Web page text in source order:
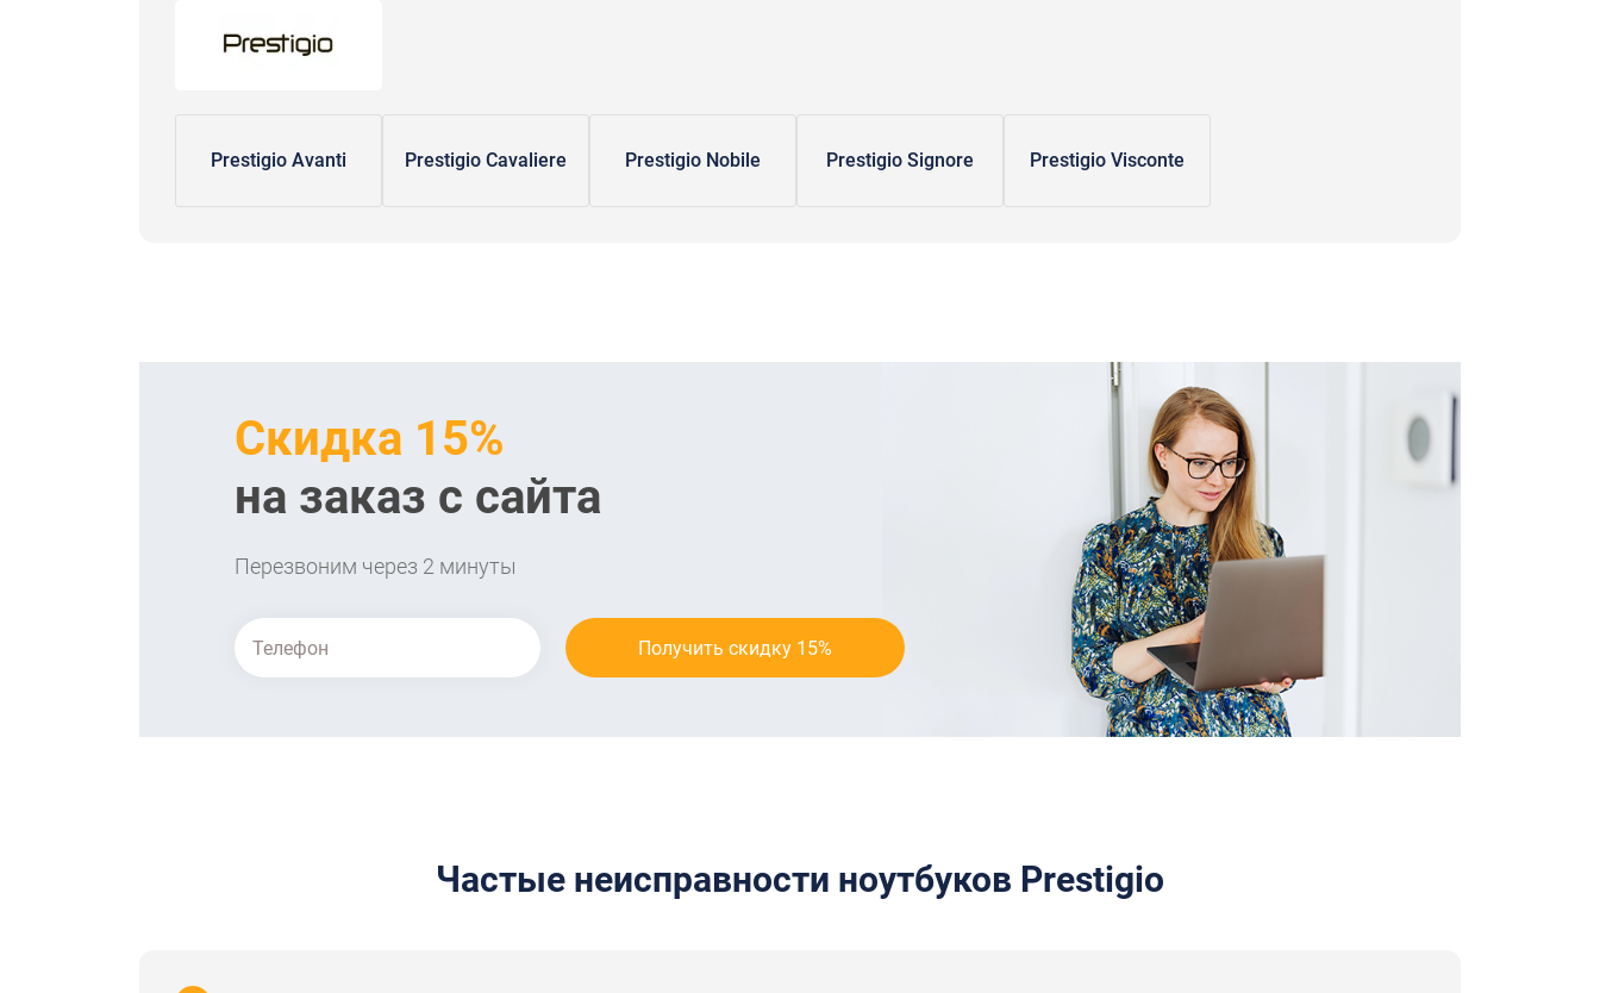
Prestigio Avanti Prestigio Cavaliere Prestigio Nobile Prestigio Signore Prestigio Visconte
Скидка 15%
на заказ с сайта
Перезвоним через 2 минуты
Частые неисправности ноутбуков Prestigio